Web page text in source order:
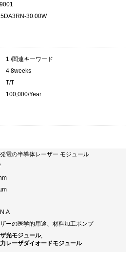
30.00W
1 /関連キーワード
4 8weeks
T/T
100,000/Year
電の半導体レーザー モジュール
ーの医学的用途、材料加工ポンプ
光モジュール,
レーザダイオードモジュール